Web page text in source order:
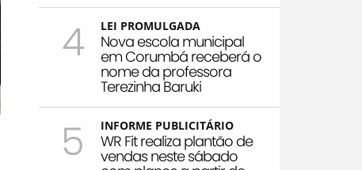
4 LEI PROMULGADA
Nova escola municipal
em Corumbá receberá o
nome da professora
Terezinha Baruki
5 INFORME PUBLICITÁRIO
WR Fit realiza plantão de
vendas neste sábado